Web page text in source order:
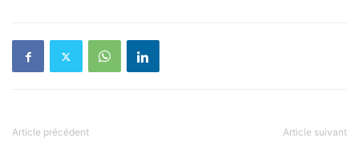
Article précédent Article suivant